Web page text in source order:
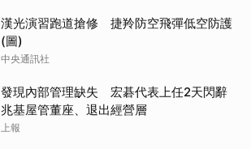
漢光演習跑道搶修 捷羚防空飛彈低空防護
(圖)
中央通訊社
發現內部管理缺失 宏碁代表上任2天閃辭
兆基屋管董座、退出經營層
上報